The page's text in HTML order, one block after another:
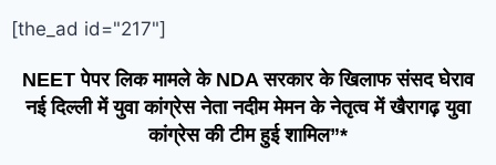
[the_ad id="217"]
NEET पेपर लिक मामले के NDA सरकार के खिलाफ संसद घेराव
नई दिल्ली में युवा कांग्रेस नेता नदीम मेमन के नेतृत्व में खैरागढ़ युवा
कांग्रेस की टीम हुई शामिल”*